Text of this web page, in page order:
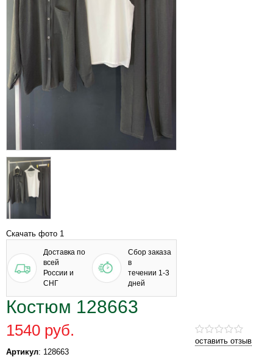
Скачать фото 1
Доставка по
всей
России и
СНГ
Сбор заказа
в
течении 1-3
дней
Костюм 128663
оставить отзыв
1540 руб.
Артикул: 128663